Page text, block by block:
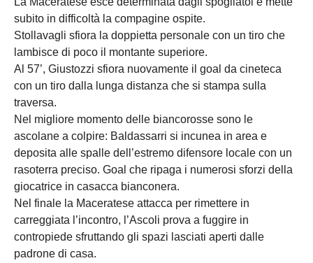
subito in difficoltà la compagine ospite.
Stollavagli sfiora la doppietta personale con un tiro che
lambisce di poco il montante superiore.
Al 57’, Giustozzi sfiora nuovamente il goal da cineteca
con un tiro dalla lunga distanza che si stampa sulla
traversa.
Nel migliore momento delle biancorosse sono le
ascolane a colpire: Baldassarri si incunea in area e
deposita alle spalle dell’estremo difensore locale con un
rasoterra preciso. Goal che ripaga i numerosi sforzi della
giocatrice in casacca bianconera.
Nel finale la Maceratese attacca per rimettere in
carreggiata l’incontro, l’Ascoli prova a fuggire in
contropiede sfruttando gli spazi lasciati aperti dalle
padrone di casa.